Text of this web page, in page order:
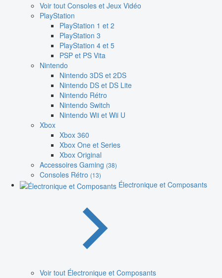
Voir tout Consoles et Jeux Vidéo
PlayStation
PlayStation 1 et 2
PlayStation 3
PlayStation 4 et 5
PSP et PS Vita
Nintendo
Nintendo 3DS et 2DS
Nintendo DS et DS Lite
Nintendo Rétro
Nintendo Switch
Nintendo Wii et Wii U
Xbox
Xbox 360
Xbox One et Series
Xbox Original
Accessoires Gaming (38)
Consoles Rétro (13)
Électronique et Composants
Voir tout Électronique et Composants